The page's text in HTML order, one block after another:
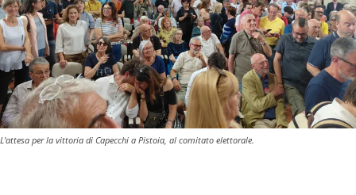
L'attesa per la vittoria di Capecchi a Pistoia, al comitato elettorale.